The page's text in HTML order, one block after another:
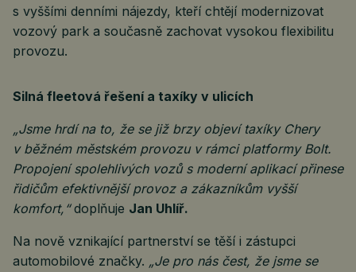
s vyššími denními nájezdy, kteří chtějí modernizovat
vozový park a současně zachovat vysokou flexibilitu
provozu.
Silná fleetová řešení a taxíky v ulicích
„Jsme hrdí na to, že se již brzy objeví taxíky Chery
v běžném městském provozu v rámci platformy Bolt.
Propojení spolehlivých vozů s moderní aplikací přinese
řidičům efektivnější provoz a zákazníkům vyšší
komfort,“doplňuje Jan Uhlíř.
Na nově vznikající partnerství se těší i zástupci
automobilové značky. „Je pro nás čest, že jsme se